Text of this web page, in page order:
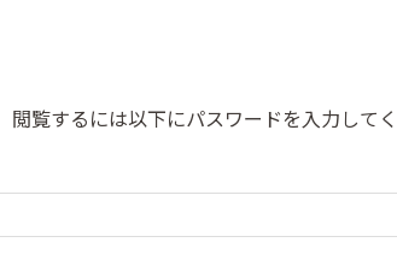
覧するには以下にパスワードを入力してく